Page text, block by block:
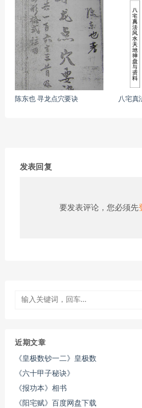
陈东也 寻龙点穴要诀 八宅真
发表回复
要发表评论，您必须先
近期文章
《皇极数钞一二》皇极数
《六十甲子秘诀》
《报功本》相书
《阳宅赋》百度网盘下载